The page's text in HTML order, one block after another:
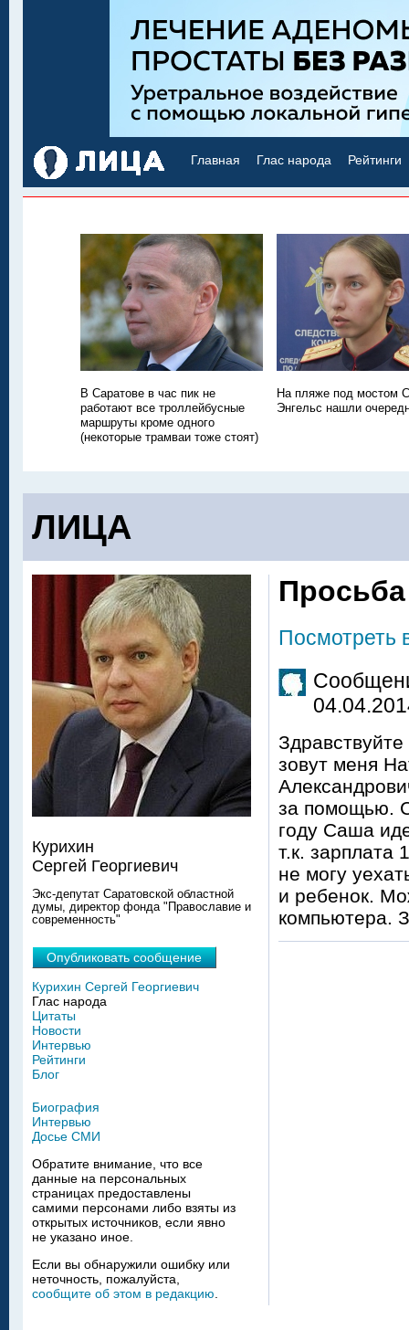
Главная Глас народа Рейтинги
В Саратове в час пик не
работают все троллейбусные
маршруты кроме одного
(некоторые трамваи тоже стоят)
На пляже под мостом
Энгельс нашли
ЛИЦА
Просьба
Посмотреть
зовут меня
за помощью.
году Саша
т.к. зарплата
не могу
и ребенок.
компьютера.
Курихин
Сергей Георгиевич
Экс-депутат Саратовской областной
думы, директор фонда "Православие и
современность"
Опубликовать сообщение
Курихин Сергей Георгиевич
Глас народа
Цитаты
Новости
Интервью
Рейтинги
Блог
Биография
Интервью
Досье СМИ
Обратите внимание, что все
данные на персональных
страницах предоставлены
самими персонами либо взяты из
открытых источников, если явно
не указано иное.
Если вы обнаружили ошибку или
неточность, пожалуйста,
сообщите об этом в редакцию